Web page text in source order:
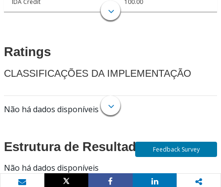
IDA Credit 100.00
Ratings
CLASSIFICAÇÕES DA IMPLEMENTAÇÃO
Não há dados disponíveis
Estrutura de Resultados
Não há dados disponíveis
Feedback Survey